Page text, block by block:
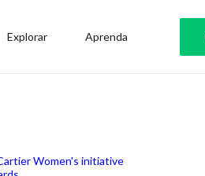
Explorar Aprenda